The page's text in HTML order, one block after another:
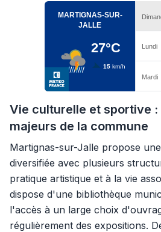
Vie culturelle et sportive :
majeurs de la commune
Martignas-sur-Jalle propose
diversifiée avec plusieurs
pratique artistique et à la vie
dispose d'une bibliothèque
l'accès à un large choix
régulièrement des expositions.